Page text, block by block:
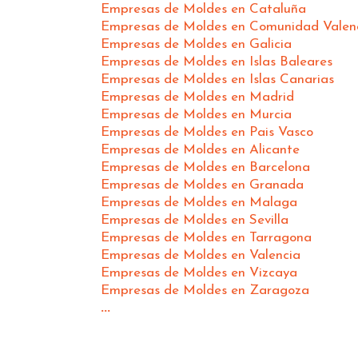
Empresas de Moldes en Cataluña
Empresas de Moldes en Comunidad
Empresas de Moldes en Galicia
Empresas de Moldes en Islas Baleares
Empresas de Moldes en Islas Canarias
Empresas de Moldes en Madrid
Empresas de Moldes en Murcia
Empresas de Moldes en Pais Vasco
Empresas de Moldes en Alicante
Empresas de Moldes en Barcelona
Empresas de Moldes en Granada
Empresas de Moldes en Malaga
Empresas de Moldes en Sevilla
Empresas de Moldes en Tarragona
Empresas de Moldes en Valencia
Empresas de Moldes en Vizcaya
Empresas de Moldes en Zaragoza
...